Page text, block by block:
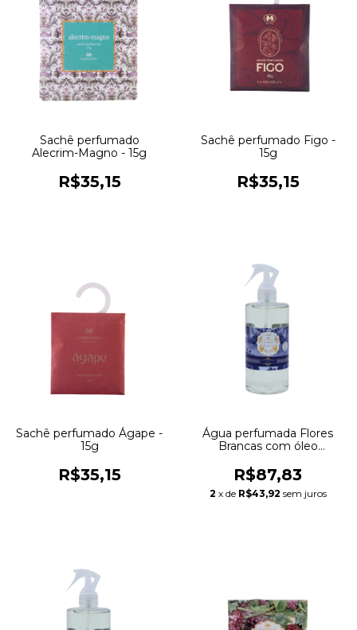
Sachê perfumado
Alecrim-Magno - 15g
R$35,15
Sachê perfumado Figo -
15g
R$35,15
Sachê perfumado Ágape -
15g
R$35,15
Água perfumada Flores
Brancas com óleo
R$87,83
2 x de R$43,92 sem juros